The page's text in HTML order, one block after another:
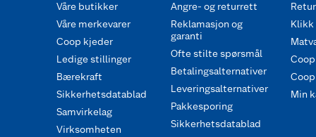
Våre butikker
Våre merkevarer
Coop kjeder
Ledige stillinger
Bærekraft
Sikkerhetsdatablad
Samvirkelag
Virksomheten
Angre- og returrett
Reklamasjon og
garanti
Ofte stilte spørsmål
Betalingsalternativer
Leveringsalternativer
Pakkesporing
Sikkerhetsdatablad
Klikk
Min